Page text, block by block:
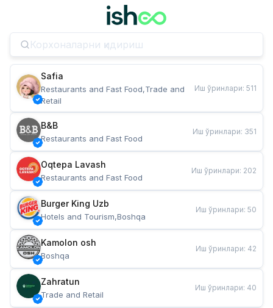
Safia
Restaurants and Fast Food,Trade and
Retail
Иш ўринлари: 511
B&B
Restaurants and Fast Food
Иш ўринлари: 351
Oqtepa Lavash
Restaurants and Fast Food
Иш ўринлари: 202
Burger King Uzb
Hotels and Tourism,Boshqa
Иш ўринлари: 50
Kamolon osh
Boshqa
Иш ўринлари: 42
Zahratun
Trade and Retail
Иш ўринлари: 40